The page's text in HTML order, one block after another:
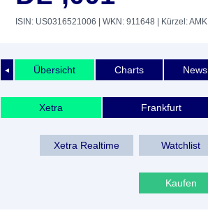
ISIN: US0316521006 | WKN: 911648 | Kürzel: AMK
◄ Übersicht Charts News
Xetra Frankfurt
Xetra Realtime Watchlist
Kaufen